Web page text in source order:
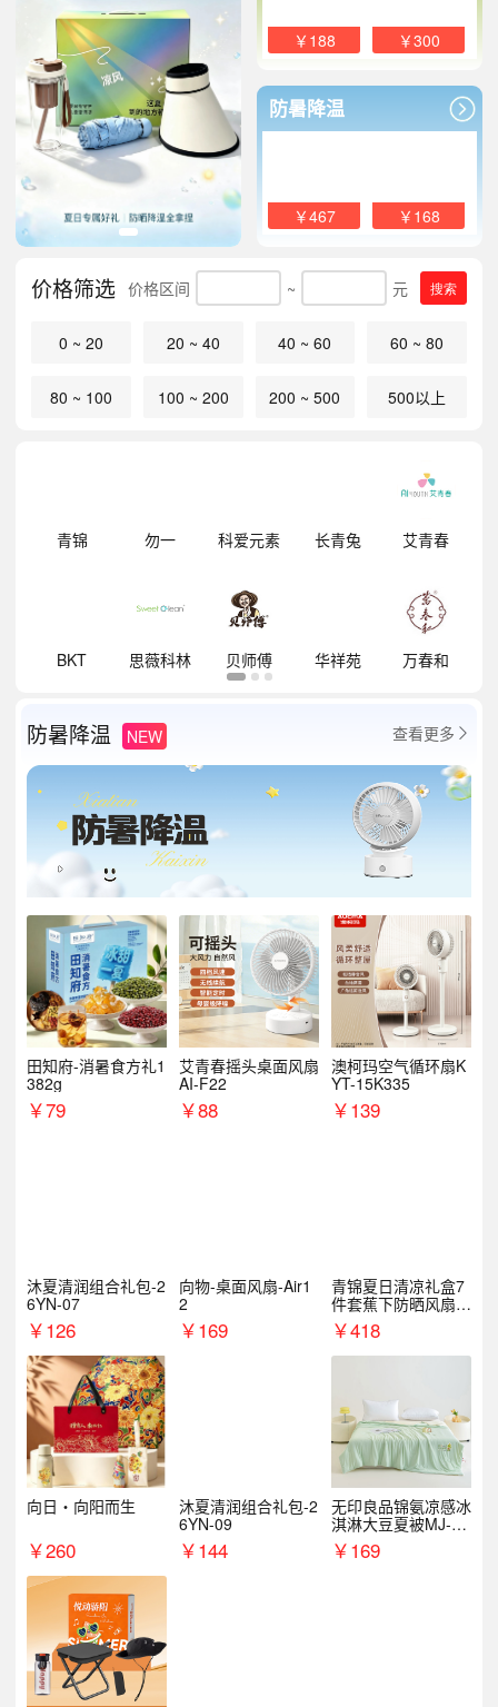
￥188 ￥300
防暑降温
￥467 ￥168
价格筛选 价格区间 ~ 元 搜索
0 ~ 20 20 ~ 40 40 ~ 60 60 ~ 80
80 ~ 100 100 ~ 200 200 ~ 500 500以上
青锦 勿一 科爱元素 长青兔 艾青春
BKT 思薇科林 贝师傅 华祥苑 万春和
防暑降温 NEW 查看更多 
田知府-消暑食方礼1
382g
￥79
艾青春摇头桌面风扇
AI-F22
￥88
澳柯玛空气循环扇K
YT-15K335
￥139
沐夏清润组合礼包-2
6YN-07
￥126
向物-桌面风扇-Air1
2
￥169
青锦夏日清凉礼盒7
件套蕉下防晒风扇员
工福利端午伴手礼企
业定制
￥418
向日・向阳而生
￥260
沐夏清润组合礼包-2
6YN-09
￥144
无印良品锦氨凉感冰
淇淋大豆夏被MJ-B2
025-0193
￥169